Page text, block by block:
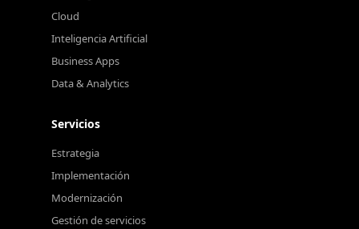
Cloud
Inteligencia Artificial
Business Apps
Data & Analytics
Servicios
Estrategia
Implementación
Modernización
Gestión de servicios